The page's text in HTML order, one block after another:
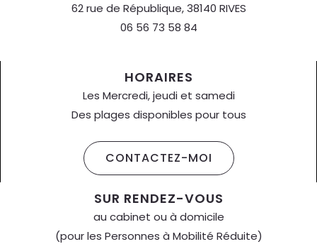
62 rue de République, 38140 RIVES
06 56 73 58 84
HORAIRES
Les Mercredi, jeudi et samedi
Des plages disponibles pour tous
CONTACTEZ-MOI
SUR RENDEZ-VOUS
au cabinet ou à domicile
(pour les Personnes à Mobilité Réduite)